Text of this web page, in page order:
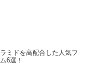
ミドを高配合した人気フ
6選！